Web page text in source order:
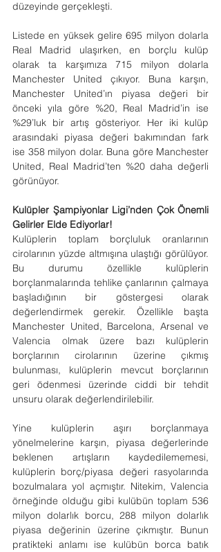
düzeyinde gerçekleşti.
Listede en yüksek gelire 695 milyon dolarla
Real Madrid ulaşırken, en borçlu kulüp
olarak ta karşımıza 715 milyon dolarla
Manchester United çıkıyor. Buna karşın,
Manchester United’ın piyasa değeri bir
önceki yıla göre %20, Real Madrid’in ise
%29’luk bir artış gösteriyor. Her iki kulüp
arasındaki piyasa değeri bakımından fark
ise 358 milyon dolar. Buna göre Manchester
United, Real Madrid’ten %20 daha değerli
görünüyor.
Kulüpler Şampiyonlar Ligi’nden Çok Önemli
Gelirler Elde Ediyorlar!
Kulüplerin toplam borçluluk oranlarının
cirolarının yüzde altmışına ulaştığı görülüyor.
Bu durumu özellikle kulüplerin
borçlanmalarında tehlike çanlarının çalmaya
başladığının bir göstergesi olarak
değerlendirmek gerekir. Özellikle başta
Manchester United, Barcelona, Arsenal ve
Valencia olmak üzere bazı kulüplerin
borçlarının cirolarının üzerine çıkmış
bulunması, kulüplerin mevcut borçlarının
geri ödenmesi üzerinde ciddi bir tehdit
unsuru olarak değerlendirilebilir.
Yine kulüplerin aşırı borçlanmaya
yönelmelerine karşın, piyasa değerlerinde
beklenen artışların kaydedilememesi,
kulüplerin borç/piyasa değeri rasyolarında
bozulmalara yol açmıştır. Nitekim, Valencia
örneğinde olduğu gibi kulübün toplam 536
milyon dolarlık borcu, 288 milyon dolarlık
piyasa değerinin üzerine çıkmıştır. Bunun
pratikteki anlamı ise kulübün borca batık